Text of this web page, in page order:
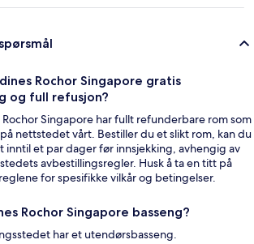
Rochor Singapore gratis
og full refusjon?
Rochor Singapore har fullt refunderbare rom som
nettstedet vårt. Bestiller du et slikt rom, kan du
inntil et par dager før innsjekking, avhengig av
avbestillingsregler. Husk å ta en titt på
for spesifikke vilkår og betingelser.
Rochor Singapore basseng?
har et utendørsbasseng.